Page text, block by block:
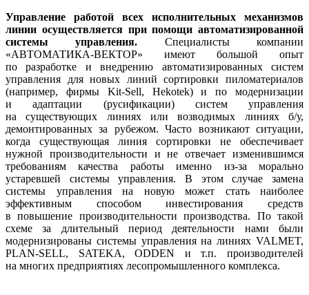
Управление работой всех исполнительных механизмов
линии осуществляется при помощи автоматизированной
системы управления. Специалисты компании
«АВТОМАТИКА-ВЕКТОР» имеют большой опыт
по разработке и внедрению автоматизированных систем
управления для новых линий сортировки пиломатериалов
(например, фирмы Kit-Sell, Hekotek) и по модернизации
и адаптации (русификации) систем управления
на существующих линиях или возводимых линиях б/у,
демонтированных за рубежом. Часто возникают ситуации,
когда существующая линия сортировки не обеспечивает
нужной производительности и не отвечает изменившимся
требованиям качества работы именно из-за морально
устаревшей системы управления. В этом случае замена
системы управления на новую может стать наиболее
эффективным способом инвестирования средств
в повышение производительности производства. По такой
схеме за длительный период деятельности нами были
модернизированы системы управления на линиях VALMET,
PLAN-SELL, SATEKA, ODDEN и т.п. производителей
на многих предприятиях лесопромышленного комплекса.